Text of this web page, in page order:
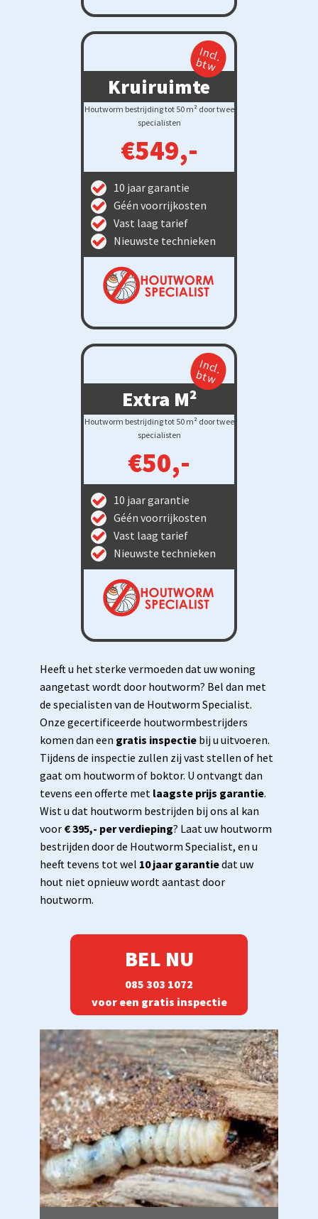
Incl.
btw
Kruiruimte
Houtworm bestrijding tot 50 m² door twee
specialisten
€549,-
10 jaar garantie
Géén voorrijkosten
Vast laag tarief
Nieuwste technieken
Incl.
btw
Extra M²
Houtworm bestrijding tot 50 m² door twee
specialisten
€50,-
10 jaar garantie
Géén voorrijkosten
Vast laag tarief
Nieuwste technieken
Heeft u het sterke vermoeden dat uw woning
aangetast wordt door houtworm? Bel dan met
de specialisten van de Houtworm Specialist.
Onze gecertificeerde houtwormbestrijders
komen dan een gratis inspectie bij u uitvoeren.
Tijdens de inspectie zullen zij vast stellen of het
gaat om houtworm of boktor. U ontvangt dan
tevens een offerte met laagste prijs garantie.
Wist u dat houtworm bestrijden bij ons al kan
voor € 395,- per verdieping? Laat uw houtworm
bestrijden door de Houtworm Specialist, en u
heeft tevens tot wel 10 jaar garantiedat uw
hout niet opnieuw wordt aantast door
houtworm.
BEL NU
085 303 1072
voor een gratis inspectie